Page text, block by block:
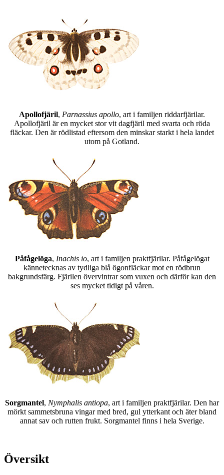
Apollofjäril, Parnassius apollo, art i familjen riddarfjärilar.
Apollofjäril är en mycket stor vit dagfjäril med svarta och röda
fläckar. Den är rödlistad eftersom den minskar starkt i hela landet
utom på Gotland.
Påfågelöga, Inachis io, art i familjen praktfjärilar. Påfågelögat
kännetecknas av tydliga blå ögonfläckar mot en rödbrun
bakgrundsfärg. Fjärilen övervintrar som vuxen och därför kan den
ses mycket tidigt på våren.
Sorgmantel, Nymphalis antiopa, art i familjen praktfjärilar. Den har
mörkt sammetsbruna vingar med bred, gul ytterkant och äter bland
annat sav och rutten frukt. Sorgmantel finns i hela Sverige.
Översikt